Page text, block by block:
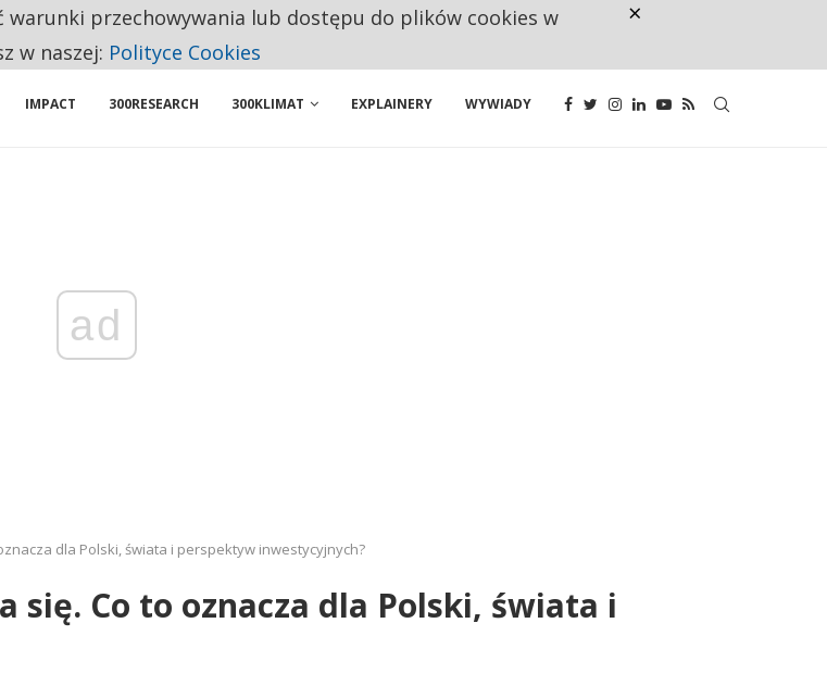
PODSTAWOWE ZAKUPY
IMPACT 300RESEARCH 300KLIMAT EXPLAINERY WYWIADY
ad
dla Polski, świata i perspektyw inwestycyjnych?
Co to oznacza dla Polski, świata i
warunki przechowywania lub dostępu do plików cookies w
w naszej: Polityce Cookies
×